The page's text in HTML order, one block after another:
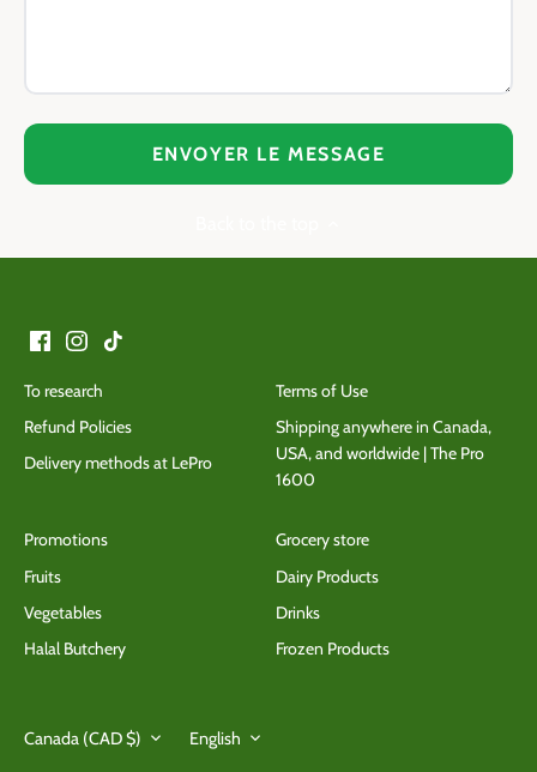
ENVOYER LE MESSAGE
To research
Refund Policies
Delivery methods at LePro
Terms of Use
Shipping anywhere in Canada,
USA, and worldwide | The Pro
1600
Promotions
Fruits
Vegetables
Halal Butchery
Grocery store
Dairy Products
Drinks
Frozen Products
Currency
Canada (CAD $) Language
English